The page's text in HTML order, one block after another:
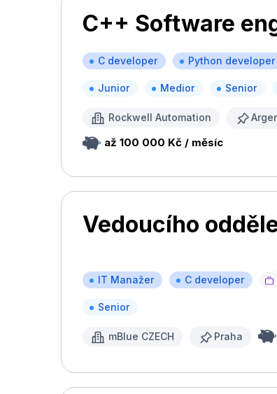
C++ Software
C developer Python developer
Junior Medior Senior
Rockwell Automation
až 100 000 Kč / měsíc
Vedoucího
IT Manažer C developer
Senior
mBlue CZECH Praha